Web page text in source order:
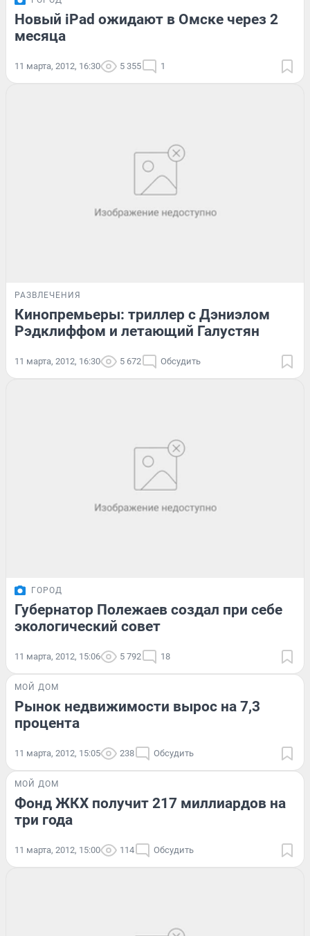
Новый iPad ожидают в Омске через 2
месяца
11 марта, 2012, 16:30 5 355 1
РАЗВЛЕЧЕНИЯ
Кинопремьеры: триллер с Дэниэлом
Рэдклиффом и летающий Галустян
11 марта, 2012, 16:30 5 672 Обсудить
ГОРОД
Губернатор Полежаев создал при себе
экологический совет
11 марта, 2012, 15:06 5 792 18
МОЙ ДОМ
Рынок недвижимости вырос на 7,3
процента
11 марта, 2012, 15:05 238 Обсудить
МОЙ ДОМ
Фонд ЖКХ получит 217 миллиардов на
три года
11 марта, 2012, 15:00 114 Обсудить